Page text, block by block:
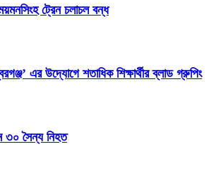
ট্রেন চলাচল বন্ধ
এর উদ্যোগে শতাধিক শিক্ষার্থীর ব্লাড গ্রুপিং
৩০ সৈন্য নিহত